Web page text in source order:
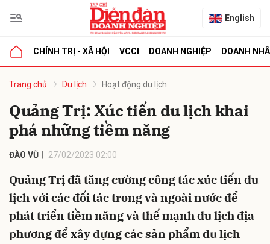
English
CHÍNH TRỊ - XÃ HỘI VCCI DOANH NGHIỆP DOANH
Trang chủ Du lịch Hoạt động du lịch
Quảng Trị: Xúc tiến du lịch khai
phá những tiềm năng
ĐÀO VŨ 27/02/2023 02:00
Quảng Trị đã tăng cường công tác xúc tiến du
lịch với các đối tác trong và ngoài nước để
phát triển tiềm năng và thế mạnh du lịch địa
phương để xây dựng các sản phẩm du lịch
luận
Hủy